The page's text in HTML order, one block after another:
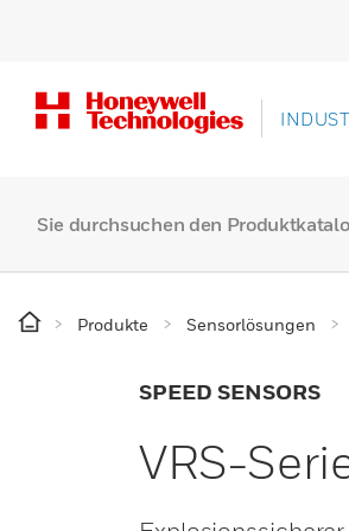
Sie durchsuchen den
Produkte Sensorlösungen
SPEED SENSORS
VRS-